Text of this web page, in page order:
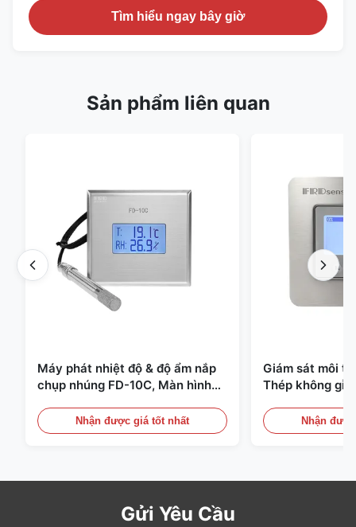
Tìm hiểu ngay bây giờ
Sản phẩm liên quan
Máy phát nhiệt độ & độ ẩm nắp
chụp nhúng FD-10C, Màn hình
Nhận được giá tốt nhất
Giám sát môi
Thép không gỉ
Phát hiện Khói
Nhận
Gửi Yêu Cầu